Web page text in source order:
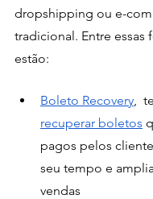
dropshipping ou e-
tradicional. Entre essas
estão:
Boleto Recovery,
recuperar boletos
pagos pelos
seu tempo e
vendas